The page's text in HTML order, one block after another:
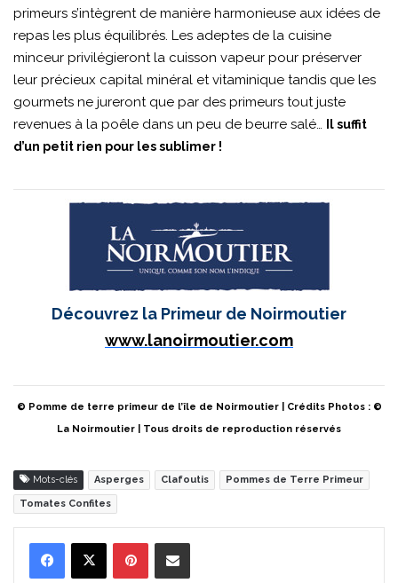
primeurs s’intègrent de manière harmonieuse aux idées de
repas les plus équilibrés. Les adeptes de la cuisine
minceur privilégieront la cuisson vapeur pour préserver
leur précieux capital minéral et vitaminique tandis que les
gourmets ne jureront que par des primeurs tout juste
revenues à la poêle dans un peu de beurre salé…
Il suffit
d’un petit rien pour les sublimer !
Découvrez la Primeur de Noirmoutier
www.lanoirmoutier.com
© Pomme de terre primeur de l’île de Noirmoutier | Crédits Photos : ©
La Noirmoutier | Tous droits de reproduction réservés
Mots-clés Asperges Clafoutis Pommes de Terre Primeur
Tomates Confites